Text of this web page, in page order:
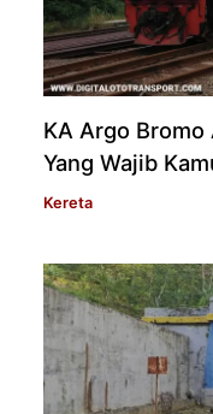
KA Argo
Yang Wajib
Kereta